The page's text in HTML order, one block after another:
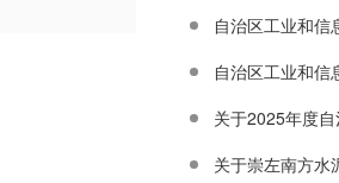
关于2025年度
关于崇左南方水